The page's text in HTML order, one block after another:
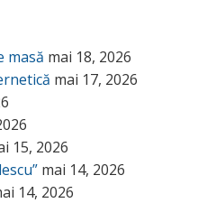
masă mai 18, 2026
mai 17, 2026
15, 2026
mai 14, 2026
14, 2026